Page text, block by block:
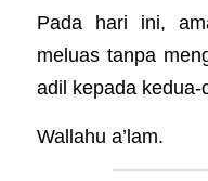
Pada hari ini,
meluas tanpa
adil kepada kedua-
Wallahu a’lam.